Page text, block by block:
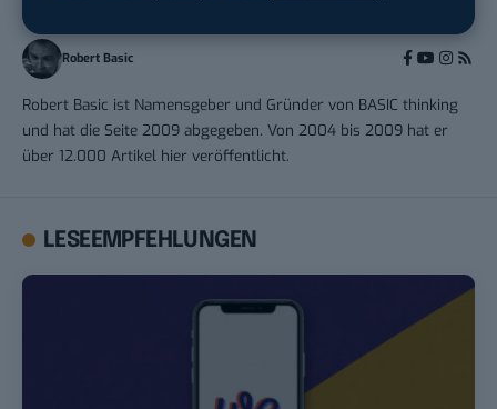
Robert Basic
Robert Basic ist Namensgeber und Gründer von BASIC thinking
und hat die Seite 2009 abgegeben. Von 2004 bis 2009 hat er
über 12.000 Artikel hier veröffentlicht.
LESEEMPFEHLUNGEN